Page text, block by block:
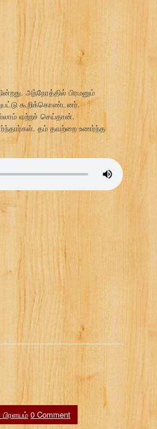
அந்நேரத்தில் பிரமனும்
கூறிக்கொண்டனர்.
வற்றச் செய்தான்.
தம் தவற்றை உணர்ந்த
0 Comment